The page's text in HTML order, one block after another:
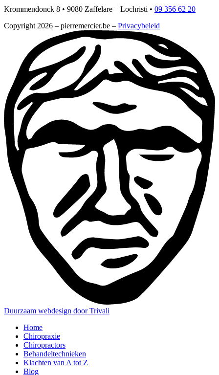
Krommendonck 8 • 9080 Zaffelare – Lochristi • 09 356 62 20
Copyright 2026 – pierremercier.be – Privacybeleid
Duurzaam webdesign door Trivali
Home
Chiropraxie
Chiropractors
Behandeltechnieken
Klachten van A tot Z
Blog